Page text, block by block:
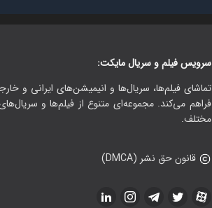
سرویس فیلم و سریال مایکت:
تماشای فیلم‌ها، سریال‌ها و انیمیشن‌های ایرانی و
فراهم می‌کند. مجموعه‌ای متنوع از فیلم‌ها و
مختلف.
قانون حق نشر (DMCA)